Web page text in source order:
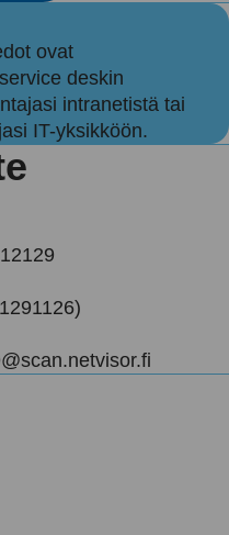
ovat
deskin
intranetistä tai
IT-yksikköön.